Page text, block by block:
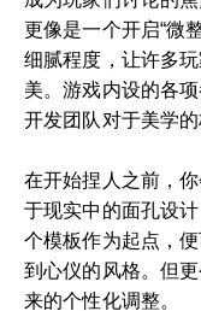
更像是一个开启“微
细腻程度，让许多
美。游戏内设的各
开发团队对于美学的
在开始捏人之前，
于现实中的面孔设
个模板作为起点，
到心仪的风格。但
来的个性化调整。